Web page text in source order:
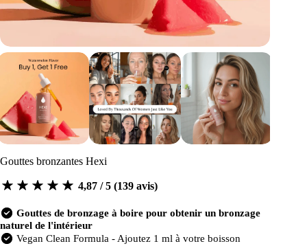
Gouttes bronzantes Hexi
4,87 / 5 (139 avis)
Gouttes de bronzage à boire pour obtenir un bronzage
naturel de l'intérieur
Vegan Clean Formula - Ajoutez 1 ml à votre boisson